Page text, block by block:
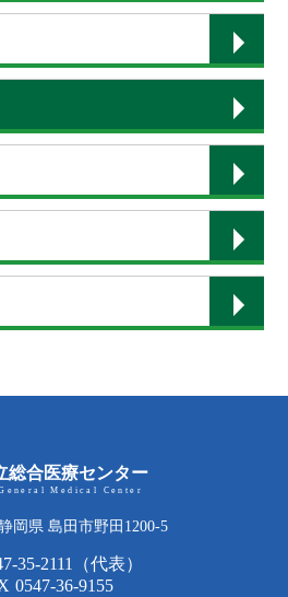
総合医療センター
Medical Center
岡県 島田市野田1200-5
35-2111
（代表）
0547-36-9155